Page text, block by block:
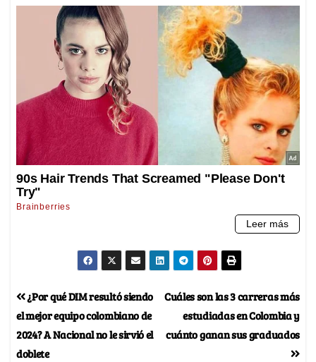
Cuáles son las 3 carreras más
estudiadas en Colombia y
cuánto ganan sus graduados
¿Por qué DIM resultó siendo
el mejor equipo colombiano de
2024? A Nacional no le sirvió el
doblete